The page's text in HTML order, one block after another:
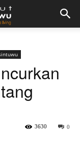
0
3630